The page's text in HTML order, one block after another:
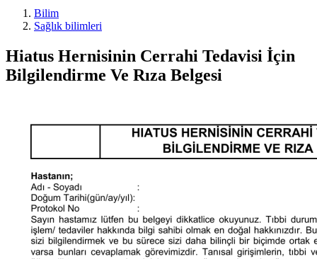
Bilim
Sağlık bilimleri
Hiatus Hernisinin Cerrahi Tedavisi İçin
Bilgilendirme Ve Rıza Belgesi